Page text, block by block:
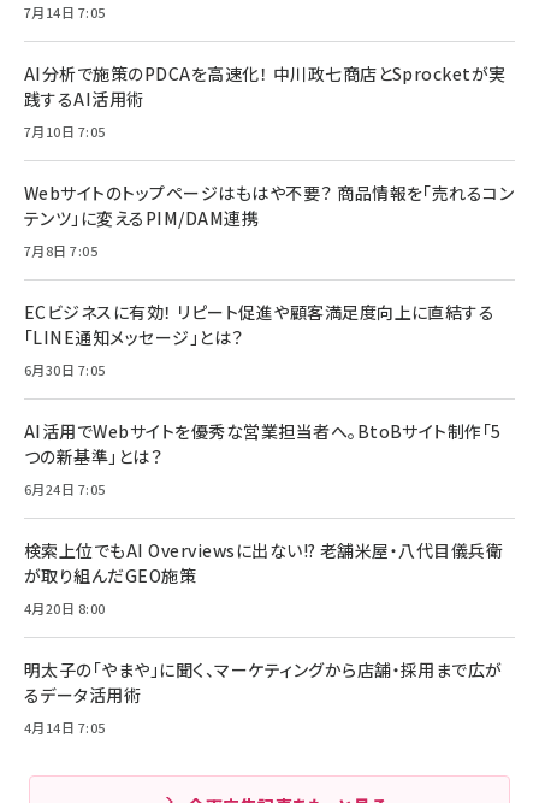
7月14日 7:05
AI分析で施策のPDCAを高速化！ 中川政七商店とSprocketが実
践するAI活用術
7月10日 7:05
Webサイトのトップページはもはや不要？ 商品情報を「売れるコン
テンツ」に変えるPIM/DAM連携
7月8日 7:05
ECビジネスに有効！ リピート促進や顧客満足度向上に直結する
「LINE通知メッセージ」とは？
6月30日 7:05
AI活用でWebサイトを優秀な営業担当者へ。BtoBサイト制作「5
つの新基準」とは？
6月24日 7:05
検索上位でもAI Overviewsに出ない!? 老舗米屋・八代目儀兵衛
が取り組んだGEO施策
4月20日 8:00
明太子の「やまや」に聞く、マーケティングから店舗・採用まで広が
るデータ活用術
4月14日 7:05